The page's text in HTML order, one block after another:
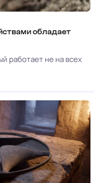
обладает
работает не на всех